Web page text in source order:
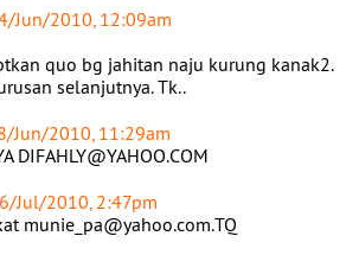
Jun/2010, 12:09am
quo bg jahitan naju kurung kanak2.
selanjutnya. Tk..
Jun/2010, 11:29am
DIFAHLY@YAHOO.COM
Jul/2010, 2:47pm
munie_pa@yahoo.com.TQ